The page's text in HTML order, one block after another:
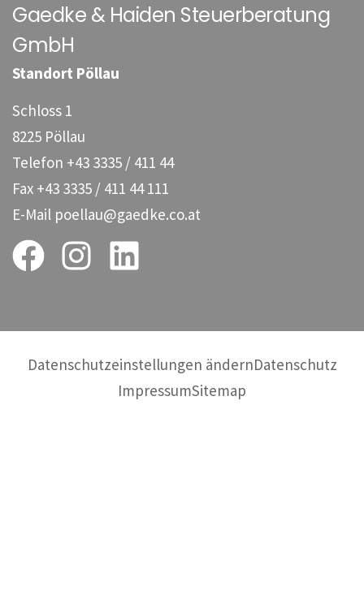
Gaedke & Haiden Steuerberatung
GmbH
Standort Pöllau
Schloss 1
8225 Pöllau
Telefon +43 3335 / 411 44
Fax +43 3335 / 411 44 111
E-Mail poellau@gaedke.co.at
Datenschutzeinstellungen ändernDatenschutz
ImpressumSitemap